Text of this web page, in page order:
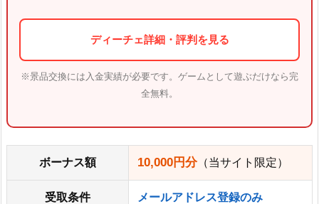
ディーチェ詳細・評判を見る
※景品交換には入金実績が必要です。ゲームとして遊ぶだけなら完
全無料。
ボーナス額 10,000円分 （当サイト限定）
受取条件 メールアドレス登録のみ